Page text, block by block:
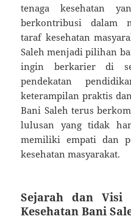
tenaga kesehatan
berkontribusi dalam
taraf kesehatan
Saleh menjadi pilihan
ingin berkarier di
pendekatan
keterampilan praktis
Bani Saleh terus
lulusan yang tidak
memiliki empati dan
kesehatan masyarakat.
Sejarah dan Visi
Kesehatan Bani